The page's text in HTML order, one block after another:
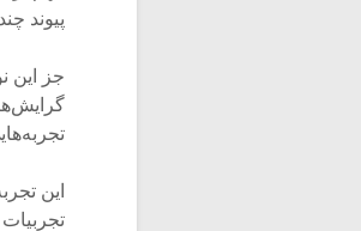
پیوند
جز این
این